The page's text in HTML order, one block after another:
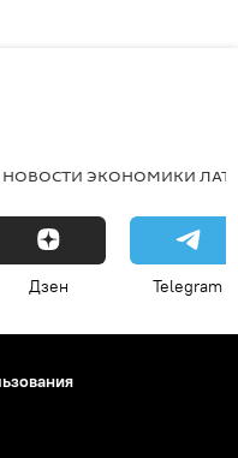
НОВОСТИ ЭКОНОМИКИ
Дзен Telegram